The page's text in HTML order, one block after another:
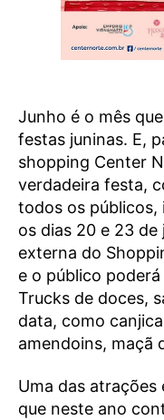
Junho é o mês
festas juninas. E,
shopping Center
verdadeira festa,
todos os públicos,
os dias 20 e 23
externa do
e o público
Trucks de doces,
data, como
amendoins, maçã
Uma das atrações
que neste ano